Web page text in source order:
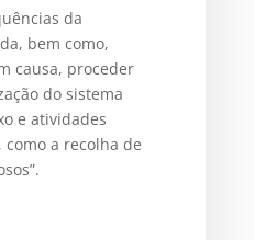
da
bem como,
causa, proceder
do sistema
e atividades
a recolha de